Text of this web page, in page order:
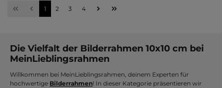
Seite
1 Seite
2 Seite
3 Seite
4
Die Vielfalt der Bilderrahmen 10x10 cm bei
MeinLieblingsrahmen
Willkommen bei MeinLieblingsrahmen, deinem Experten für
hochwertige Bilderrahmen! In dieser Kategorie präsentieren wir